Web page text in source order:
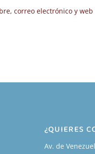
correo electrónico y
¿QUIERES
Av. de